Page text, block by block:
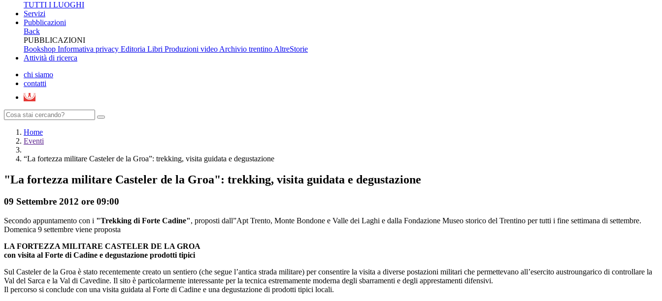
TUTTI I LUOGHI
Servizi
Pubblicazioni
Back
PUBBLICAZIONI
Bookshop Informativa privacy Editoria Libri Produzioni videoArchivio trentinoAltreStorie
Attività di ricerca
chi siamo
contatti
Home
Eventi
“La fortezza militare Casteler de la Groa”: trekking, visita guidata e degustazione
"La fortezza militare Casteler de la Groa": trekking, visita guidata e degustazione
09 Settembre 2012 ore 09:00
Secondo appuntamento con i "Trekking di Forte Cadine", proposti dall”Apt Trento, Monte Bondone e Valle dei Laghi e dalla Fondazione Museo storico del Trentino per tutti i fine settimana di settembre.
Domenica 9 settembre viene proposta
LA FORTEZZA MILITARE CASTELER DE LA GROA
con visita al Forte di Cadine e degustazione prodotti tipici
Sul Casteler de la Groa è stato recentemente creato un sentiero (che segue l’antica strada militare) per consentire la visita a diverse postazioni militari che permettevano all’esercito austroungarico di controllare la
Val del Sarca e la Val di Cavedine. Il sito è particolarmente interessante per la tecnica estremamente moderna degli sbarramenti e degli apprestamenti difensivi.
Il percorso si conclude con una visita guidata al Forte di Cadine e una degustazione di prodotti tipici locali.